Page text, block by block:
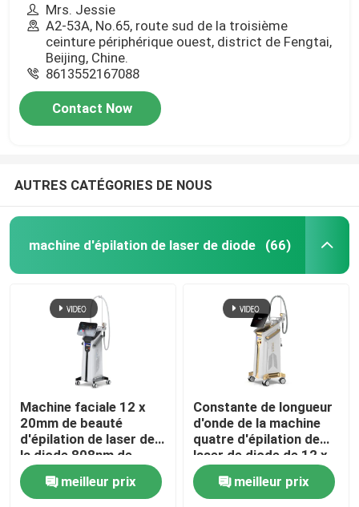
Mrs. Jessie
A2-53A, No.65, route sud de la troisième
ceinture périphérique ouest, district de Fengtai,
Beijing, Chine.
8613552167088
Contact Now
AUTRES CATÉGORIES DE NOUS
machine d'épilation de laser de diode (66)
Machine faciale 12 x
20mm de beauté
d'épilation de laser de
la diode 808nm de
dames
meilleur prix
Constante de longueur
d'onde de la machine
quatre d'épilation de
laser de diode de 12 x
de 35mm pour 808nm à
la maisonmeilleur prix